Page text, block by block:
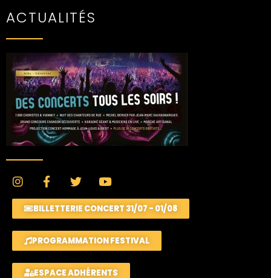
ACTUALITÉS
BILLETTERIE CONCERT 31/07 - 01/08
PROGRAMMATION FESTIVAL
ESPACE ADHÉRENTS